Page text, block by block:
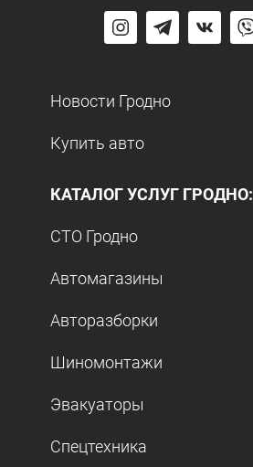
Новости Гродно
Купить авто
КАТАЛОГ УСЛУГ ГРОДНО:
СТО Гродно
Автомагазины
Авторазборки
Шиномонтажи
Эвакуаторы
Спецтехника